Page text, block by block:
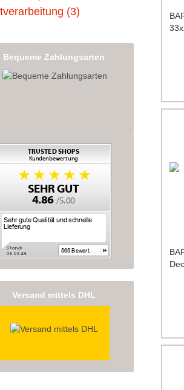
(3)
Bequeme Zahlungsarten
Versand mittels DHL